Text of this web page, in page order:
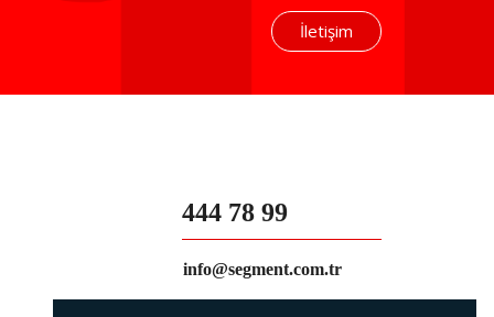
İletişim
444 78 99
info@segment.com.tr